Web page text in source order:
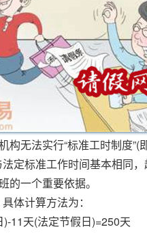
构无法实行“标准工时制度
定标准工作时间基本相同
的一个重要依据。
体计算方法为：
11天(法定节假日)=250天